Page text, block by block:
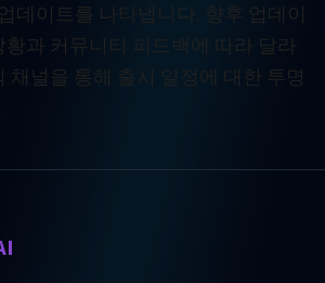
데이트를 나타냅니다. 향후 업데이
과 커뮤니티 피드백에 따라 달라
채널을 통해 출시 일정에 대한 투명